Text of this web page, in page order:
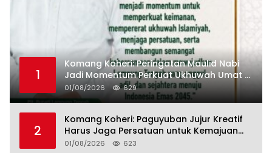
1
Komang Koheri: Peringatan Maulid Nabi
Jadi Momentum Perkuat Ukhuwah Umat di
Lampung Tengah
01/08/2026 629
2
Komang Koheri: Paguyuban Jujur Kreatif
Harus Jaga Persatuan untuk Kemajuan
Lampung Tengah
01/08/2026 623